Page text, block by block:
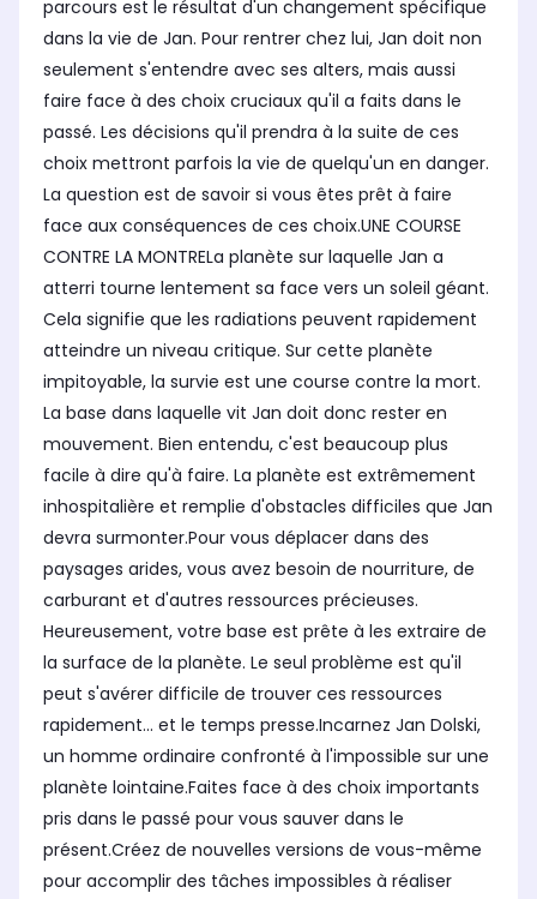
parcours est le résultat d'un changement spécifique
dans la vie de Jan. Pour rentrer chez lui, Jan doit non
seulement s'entendre avec ses alters, mais aussi
faire face à des choix cruciaux qu'il a faits dans le
passé. Les décisions qu'il prendra à la suite de ces
choix mettront parfois la vie de quelqu'un en danger.
La question est de savoir si vous êtes prêt à faire
face aux conséquences de ces choix.UNE COURSE
CONTRE LA MONTRELa planète sur laquelle Jan a
atterri tourne lentement sa face vers un soleil géant.
Cela signifie que les radiations peuvent rapidement
atteindre un niveau critique. Sur cette planète
impitoyable, la survie est une course contre la mort.
La base dans laquelle vit Jan doit donc rester en
mouvement. Bien entendu, c'est beaucoup plus
facile à dire qu'à faire. La planète est extrêmement
inhospitalière et remplie d'obstacles difficiles que Jan
devra surmonter.Pour vous déplacer dans des
paysages arides, vous avez besoin de nourriture, de
carburant et d'autres ressources précieuses.
Heureusement, votre base est prête à les extraire de
la surface de la planète. Le seul problème est qu'il
peut s'avérer difficile de trouver ces ressources
rapidement... et le temps presse.Incarnez Jan Dolski,
un homme ordinaire confronté à l'impossible sur une
planète lointaine.Faites face à des choix importants
pris dans le passé pour vous sauver dans le
présent.Créez de nouvelles versions de vous-même
pour accomplir des tâches impossibles à réaliser